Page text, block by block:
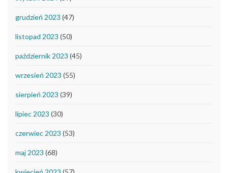
grudzień 2023 (47)
listopad 2023 (50)
październik 2023 (45)
wrzesień 2023 (55)
sierpień 2023 (39)
lipiec 2023 (30)
czerwiec 2023 (53)
maj 2023 (68)